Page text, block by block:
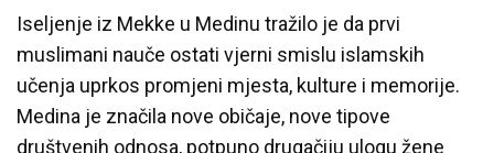
Iseljenje iz Mekke u Medinu tražilo je da prvi
muslimani nauče ostati vjerni smislu islamskih
učenja uprkos promjeni mjesta, kulture i memorije.
Medina je značila nove običaje, nove tipove
društvenih odnosa, potpuno drugačiju ulogu žene